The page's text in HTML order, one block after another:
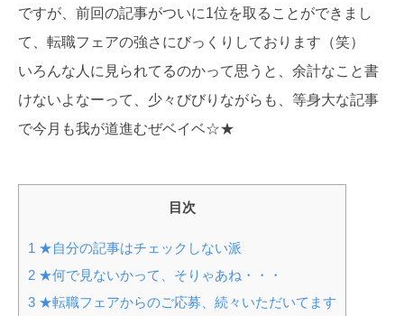
ですが、前回の記事がついに1位を取ることができまし
て、転職フェアの強さにびっくりしております（笑）
いろんな人に見られてるのかって思うと、余計なこと書
けないよなーって、少々びびりながらも、等身大な記事
で今月も我が道進むぜベイベ☆★
目次
1 ★自分の記事はチェックしない派
2 ★何で見ないかって、そりゃあね・・・
3 ★転職フェアからのご応募、続々いただいてます